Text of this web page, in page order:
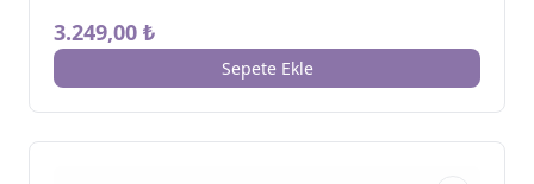
3.249,00 ₺
Sepete Ekle